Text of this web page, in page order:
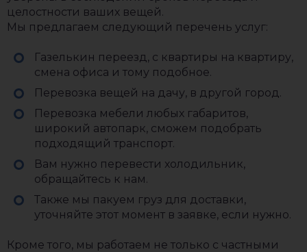
целостности ваших вещей.
Мы предлагаем следующий перечень услуг:
Газелькин переезд, с квартиры на квартиру,
смена офиса и тому подобное.
Перевозка вещей на дачу, в другой город.
Перевозка мебели любых габаритов,
широкий автопарк, сможем подобрать
подходящий транспорт.
Вам нужно перевести холодильник,
обращайтесь к нам.
Также мы пакуем груз для доставки,
уточняйте этот момент в заявке, если нужно.
Кроме того, мы работаем не только с частными